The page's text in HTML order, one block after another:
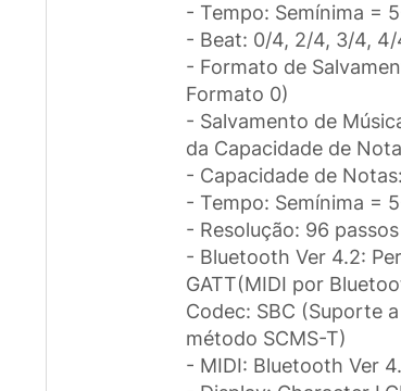
- Tempo: Semínima =
- Beat: 0/4, 2/4, 3/4,
- Formato de
Formato 0)
- Salvamento de
da Capacidade de
- Capacidade de
- Tempo: Semínima =
- Resolução: 96
- Bluetooth Ver 4.2:
GATT(MIDI por
Codec: SBC (Suporte
método SCMS-T)
- MIDI: Bluetooth Ver